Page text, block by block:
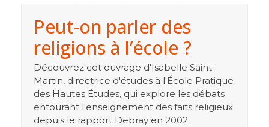
Peut-on parler des
religions à l’école ?
Découvrez cet ouvrage d'Isabelle Saint-
Martin, directrice d'études à l'École Pratique
des Hautes Études, qui explore les débats
entourant l'enseignement des faits religieux
depuis le rapport Debray en 2002.